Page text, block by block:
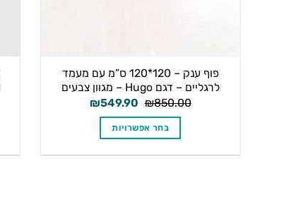
פוף ענק – 120*120 ס”מ עם מעמד
לרגליים – דגם Hugo – מגוון צבעים
₪850.00 המחיר
היה:
₪850.00.
₪549.90
בחר אפשרויות